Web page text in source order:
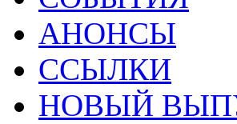
АНОНСЫ
ССЫЛКИ
НОВЫЙ